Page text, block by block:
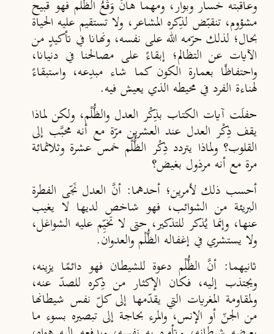
وعاقبته خسار وبوار، ومهما هانَ وَقْعُ الظُّلْم فهو قبيح
مشؤوم، تنقبض لذكره المشاعر، ولا تستقيم عليه الحياة
بحال؛ لذلك حرمه الله على نفسه، ونهانا في تأكيدٍ من
الآيات عن التظالم؛ إبقاء على مصالحنا في دنيانا،
واحتفاظًا بعمارة الكون كما شاء مبدِعه، واستبقاءً
لهناءة الفرد في محيطه الذي يعيش فيه.
حفلَت آيات الكتاب بذِكْر العدل والظُّلْم، ولكن لماذا
يقف ذكْر العدل عند العشرين مرّة مع أنه محبَّب إلى
القلوب؟ ولماذا يتردد ذِكْر الظُّلْم خمس عشرة وثلاثمائة
مرة مع أنه مرذول بغيض؟
أحسب ذلك لأمرين؛ أحدهما: أنَّ العدل نى الفطرة
البريئة من الشوائب، فهو شاخص لديها لا يغيب
عنها، وإنما يُذكر للتذكير، حتى لا تخيِّم عليه الشواغل،
ولا يستشري في إغفاله الظُّلْم والعدوان.
ثانيهما: أنَّ الظُّلْم دعوة للشيطان فهو دائمًا يزينه،
ويجتذب إليه، فكان الإكثار من ذِكره للصد عنه،
ولمقاومة المغريات التي يقدمها إلى كلّ نفس شيطانها
من الجنأو الإنس، والمرء بحاجة إلى تبصيره بسوء ما